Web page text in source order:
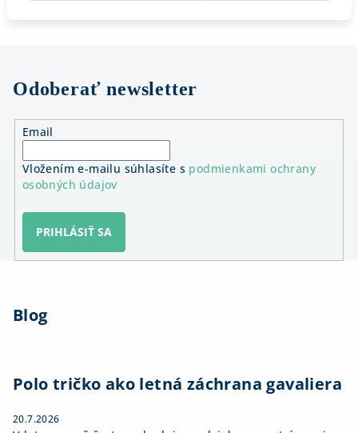
Odoberať newsletter
Email
Vložením e-mailu súhlasíte s podmienkami ochrany
osobných údajov
PRIHLÁSIŤ SA
Blog
Polo tričko ako letná záchrana gavaliera
20.7.2026